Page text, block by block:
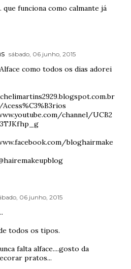
que funciona como calmante já
sábado, 06 junho, 2015
como todos os dias adorei
channel/UCB2
bloghairmake
06 junho, 2015
todos os tipos.
falta alface....gosto da
pratos...